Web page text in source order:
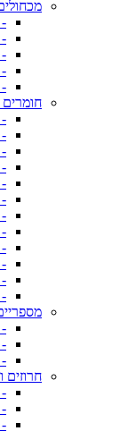
-
-
-
-
חומרים
-
-
-
-
-
-
-
-
-
-
-
-
חרוזים
-
-
-